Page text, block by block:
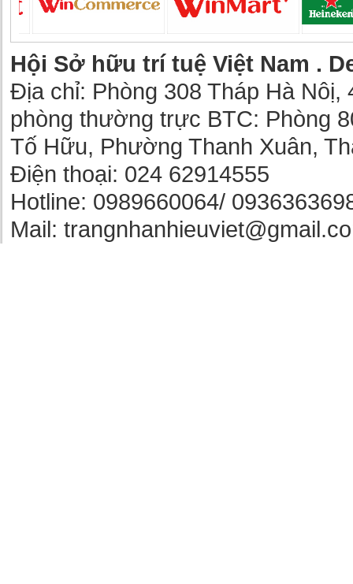
Hội Sở hữu trí tuệ Việt Nam .
Địa chỉ: Phòng 308 Tháp Hà Nôị,
phòng thường trực BTC: Phòng
Tố Hữu, Phường Thanh Xuân,
Điện thoại: 024 62914555
Hotline: 0989660064/
Mail: